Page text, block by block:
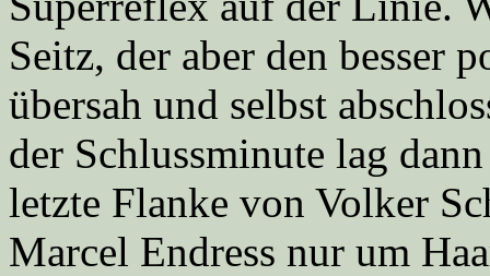
Seitz, der aber den besser
übersah und selbst
der Schlussminute lag
letzte Flanke von Volker
Marcel Endress nur um